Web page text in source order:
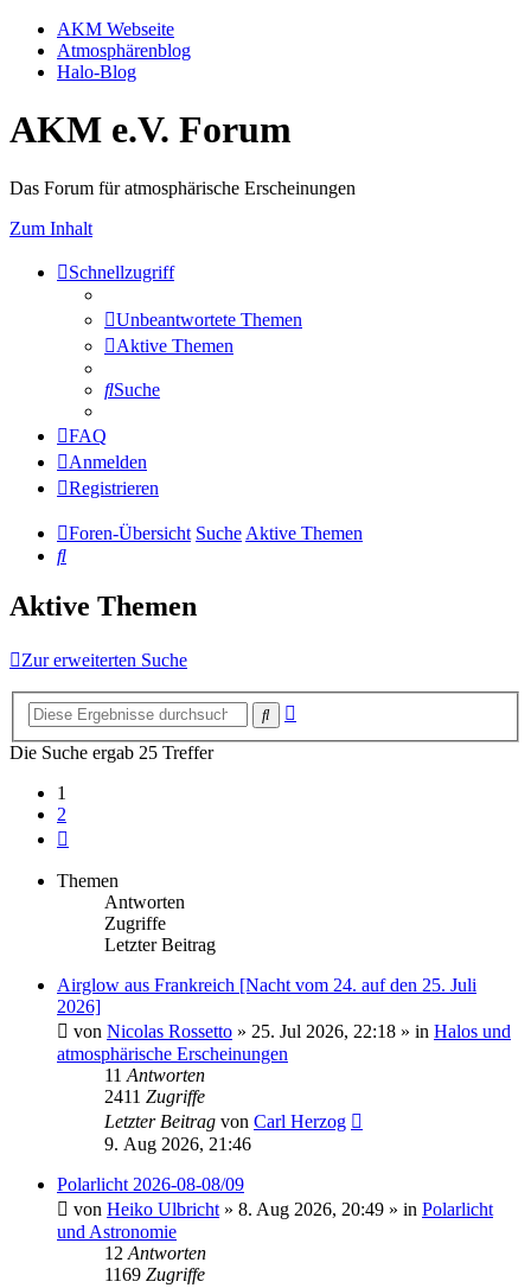
AKM Webseite
Atmosphärenblog
Halo-Blog
AKM e.V. Forum
Das Forum für atmosphärische Erscheinungen
Zum Inhalt
Schnellzugriff
Unbeantwortete Themen
Aktive Themen
Suche
FAQ
Anmelden
Registrieren
Foren-Übersicht Suche Aktive Themen
Suche
Aktive Themen
Zur erweiterten Suche
Suche
Die Suche ergab 25 Treffer
1
2
Themen
Antworten
Zugriffe
Letzter Beitrag
Airglow aus Frankreich [Nacht vom 24. auf den 25. Juli
2026]
von Nicolas Rossetto » 25. Jul 2026, 22:18 » in Halos und
atmosphärische Erscheinungen
11 Antworten
2411 Zugriffe
Letzter Beitrag von Carl Herzog
9. Aug 2026, 21:46
Polarlicht 2026-08-08/09
von Heiko Ulbricht » 8. Aug 2026, 20:49 » in Polarlicht
und Astronomie
12 Antworten
1169 Zugriffe